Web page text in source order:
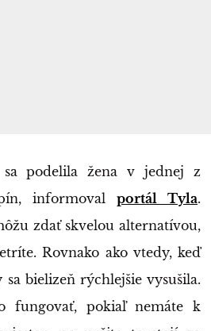
podelila žena v jednej z
informoval portál Tyla.
zdať skvelou alternatívou,
Rovnako ako vtedy, keď
sa bielizeň rýchlejšie vysušila.
fungovať, pokiaľ nemáte k